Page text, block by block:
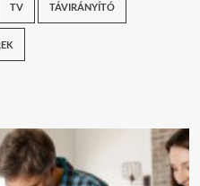
TV TÁVIRÁNYÍTÓ